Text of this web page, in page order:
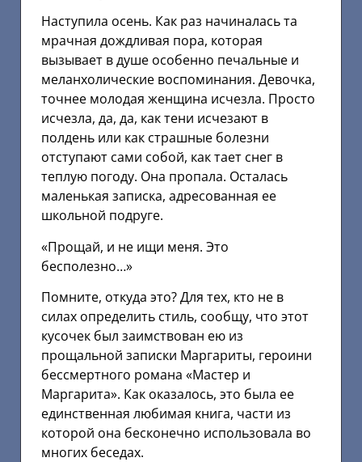
Наступила осень. Как раз начиналась та
мрачная дождливая пора, которая
вызывает в душе особенно печальные и
меланхолические воспоминания. Девочка,
точнее молодая женщина исчезла. Просто
исчезла, да, да, как тени исчезают в
полдень или как страшные болезни
отступают сами собой, как тает снег в
теплую погоду. Она пропала. Осталась
маленькая записка, адресованная ее
школьной подруге.
«Прощай, и не ищи меня. Это
бесполезно…»
Помните, откуда это? Для тех, кто не в
силах определить стиль, сообщу, что этот
кусочек был заимствован ею из
прощальной записки Маргариты, героини
бессмертного романа «Мастер и
Маргарита». Как оказалось, это была ее
единственная любимая книга, части из
которой она бесконечно использовала во
многих беседах.